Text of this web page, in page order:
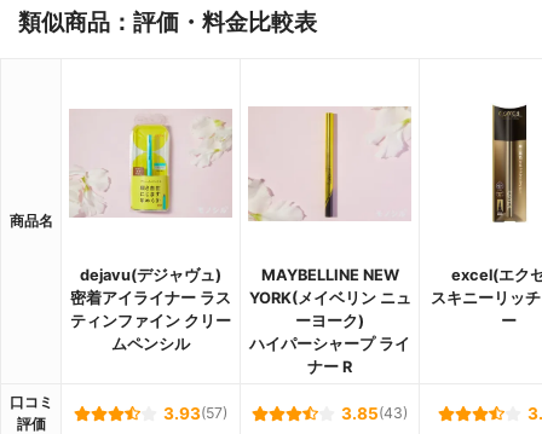
類似商品：評価・料金比較表
商品名
dejavu(デジャヴュ)
密着アイライナー ラス
ティンファイン クリー
ムペンシル
MAYBELLINE NEW
YORK(メイベリン ニュ
ーヨーク)
ハイパーシャープ ライ
ナー R
excel(エク
スキニーリッ
ー
口コミ
評価
3.93(57) 3.85(43)